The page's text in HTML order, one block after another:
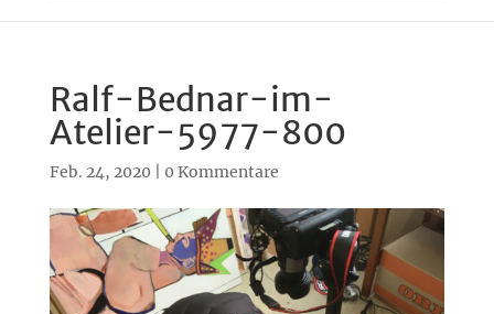
Ralf-Bednar-im-
Atelier-5977-800
Feb. 24, 2020 0 Kommentare